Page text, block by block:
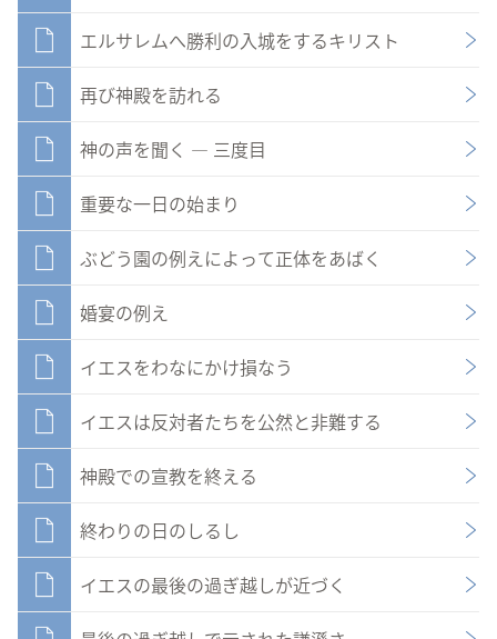
エルサレムへ勝利の入城をするキリスト
再び神殿を訪れる
神の声を聞く ― 三度目
重要な一日の始まり
ぶどう園の例えによって正体をあばく
婚宴の例え
イエスをわなにかけ損なう
イエスは反対者たちを公然と非難する
神殿での宣教を終える
終わりの日のしるし
イエスの最後の過ぎ越しが近づく